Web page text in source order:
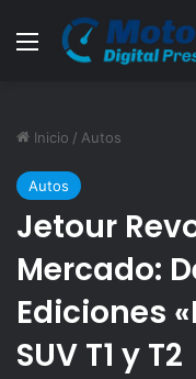
Menú
Inicio / Autos
Autos
Jetour
Mercado:
Ediciones
SUV T1 y T2